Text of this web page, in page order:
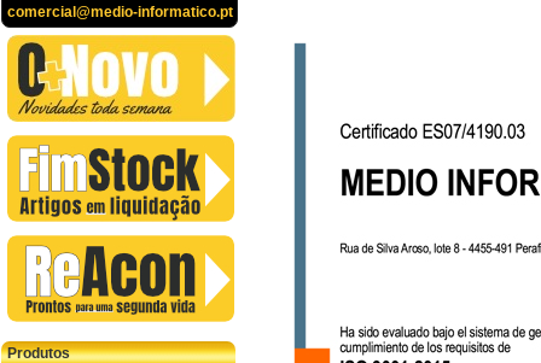
comercial@medio-informatico.pt
Produtos